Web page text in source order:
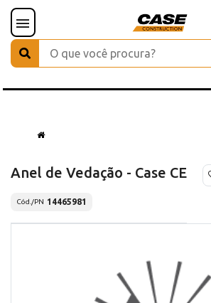
Anel de Vedação - Case CE
Cód./PN 14465981